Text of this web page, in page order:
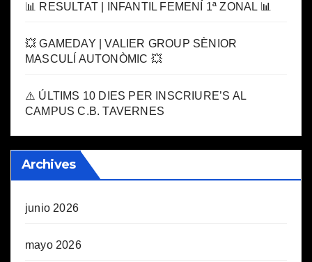
📊 RESULTAT | INFANTIL FEMENÍ 1ª ZONAL 📊
💥 GAMEDAY | VALIER GROUP SÈNIOR
MASCULÍ AUTONÒMIC 💥
⚠️ ÚLTIMS 10 DIES PER INSCRIURE’S AL
CAMPUS C.B. TAVERNES
Archives
junio 2026
mayo 2026